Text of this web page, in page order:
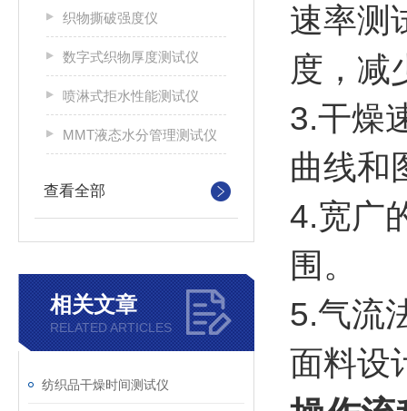
织物撕破强度仪
数字式织物厚度测试仪
喷淋式拒水性能测试仪
MMT液态水分管理测试仪
查看全部
相关文章
RELATED ARTICLES
纺织品干燥时间测试仪
速率测
度，减
3.干燥
曲线和
4.宽广
围。
5.气流
面料设